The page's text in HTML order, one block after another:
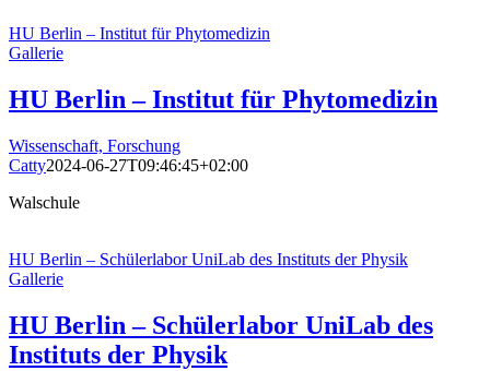
HU Berlin – Institut für Phytomedizin
Gallerie
HU Berlin – Institut für Phytomedizin
Wissenschaft, Forschung
Catty2024-06-27T09:46:45+02:00
Walschule
HU Berlin – Schüler­labor UniLab des Instituts der Physik
Gallerie
HU Berlin – Schüler­labor UniLab des
Instituts der Physik